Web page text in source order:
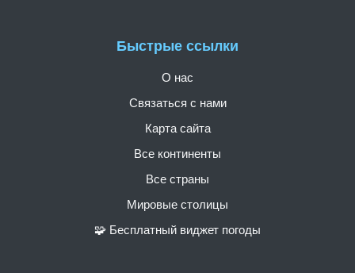
Быстрые ссылки
О нас
Связаться с нами
Карта сайта
Все континенты
Все страны
Мировые столицы
🧩 Бесплатный виджет погоды